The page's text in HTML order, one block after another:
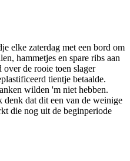
elke zaterdag met een bord om
hammetjes en spare ribs aan
over de rooie toen slager
tientje betaalde.
wilden 'm niet hebben.
dat dit een van de weinige
die nog uit de beginperiode